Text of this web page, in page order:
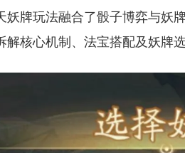
妖牌玩法融合了骰子博弈与妖
解核心机制、法宝搭配及妖牌